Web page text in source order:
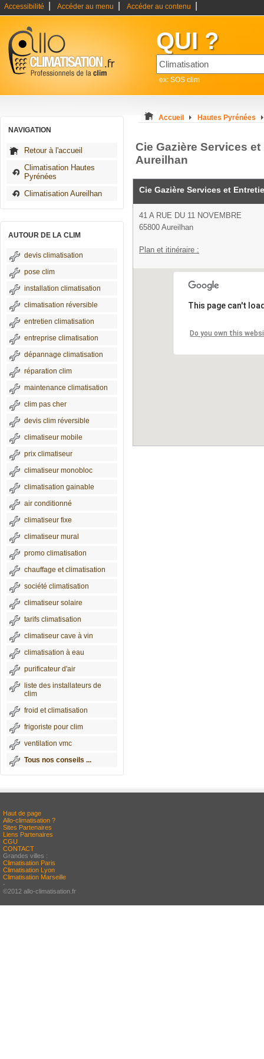
Accessibilité Accéder au menu Accéder au contenu
QUI ?
ex: SOS clim
NAVIGATION
Retour à l'accueil
Climatisation Hautes
Pyrénées
Climatisation Aureilhan
AUTOUR DE LA CLIM
devis climatisation
pose clim
installation climatisation
climatisation réversible
entretien climatisation
entreprise climatisation
dépannage climatisation
réparation clim
maintenance climatisation
clim pas cher
devis clim réversible
climatiseur mobile
prix climatiseur
climatiseur monobloc
climatisation gainable
air conditionné
climatiseur fixe
climatiseur mural
promo climatisation
chauffage et climatisation
société climatisation
climatiseur solaire
tarifs climatisation
climatiseur cave à vin
climatisation à eau
purificateur d'air
liste des installateurs de
clim
froid et climatisation
frigoriste pour clim
ventilation vmc
Tous nos conseils ...
Accueil Hautes Pyrénées
Cie Gazière Services
Aureilhan
Cie Gazière Services et
41 A RUE DU 11 NOVEMBRE
65800 Aureilhan
Plan et itinéraire :
This page can't
Do you own this
Haut de page
Allo-climatisation ?
Sites Partenaires
Liens Partenaires
CGU
CONTACT
Grandes villes :
Climatisation Paris
Climatisation Lyon
Climatisation Marseille
-
©2012 allo-climatisation.fr